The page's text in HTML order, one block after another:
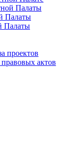
Палаты
Палаты
Палаты
проектов
актов